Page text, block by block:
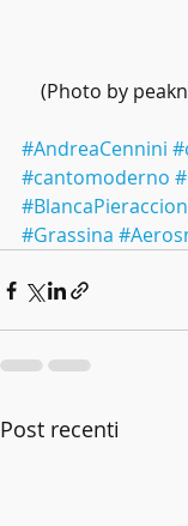
(Photo by
#AndreaCennini
#cantomoderno
#Grassina
Post recenti